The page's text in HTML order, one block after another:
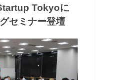
Tokyoに
セミナー登壇